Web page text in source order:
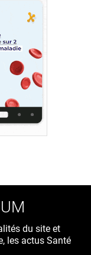
du site et
les actus Santé